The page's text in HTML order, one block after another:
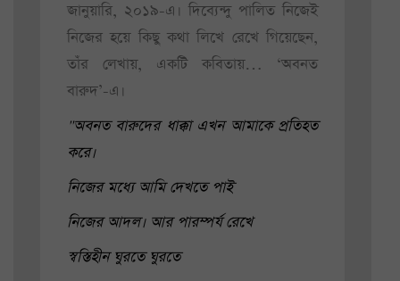
জানুয়ারি, ২০১৯-এ। দিব্যেন্দু পালিত নিজেই
নিজের হয়ে কিছু কথা লিখে রেখে গিয়েছেন,
তাঁর লেখায়, একটি কবিতায়… ‘অবনত
বারুদ’-এ।
"অবনত বারুদের ধাক্কা এখন আমাকে প্রতিহত
করে।
নিজের মধ্যে আমি দেখতে পাই
নিজের আদল। আর পারম্পর্য রেখে
স্বস্তিহীন ঘুরতে ঘুরতে